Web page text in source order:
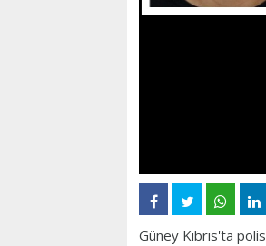
Güney Kıbrıs'ta